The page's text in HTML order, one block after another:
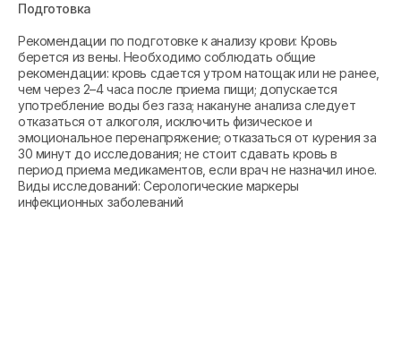
Подготовка
Рекомендации по подготовке к анализу крови: Кровь
берется из вены. Необходимо соблюдать общие
рекомендации: кровь сдается утром натощак или не ранее,
чем через 2–4 часа после приема пищи; допускается
употребление воды без газа; накануне анализа следует
отказаться от алкоголя, исключить физическое и
эмоциональное перенапряжение; отказаться от курения за
30 минут до исследования; не стоит сдавать кровь в
период приема медикаментов, если врач не назначил иное.
Виды исследований: Серологические маркеры
инфекционных заболеваний